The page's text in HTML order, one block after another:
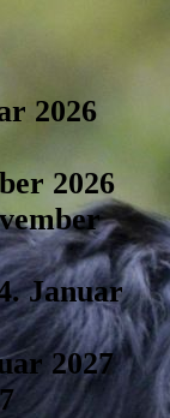
2026
2026
Januar
2027